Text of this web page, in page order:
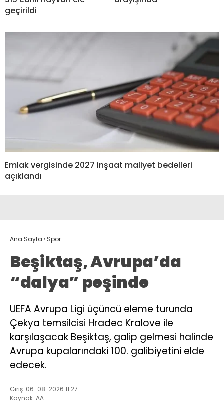
geçirildi
Emlak vergisinde 2027 inşaat maliyet bedelleri
açıklandı
Ana Sayfa › Spor
Beşiktaş, Avrupa’da
“dalya” peşinde
UEFA Avrupa Ligi üçüncü eleme turunda
Çekya temsilcisi Hradec Kralove ile
karşılaşacak Beşiktaş, galip gelmesi halinde
Avrupa kupalarındaki 100. galibiyetini elde
edecek.
Giriş: 06-08-2026 11:27
Kaynak: AA